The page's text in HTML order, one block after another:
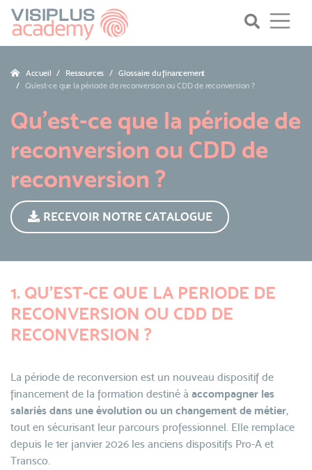
Accueil Ressources
Glossaire du financement
Qu'est-ce que la période de reconversion ou CDD de reconversion ?
Qu'est-ce que la période de
reconversion ou CDD de
reconversion ?
RECEVOIR NOTRE CATALOGUE
1. QU’EST-CE QUE LA PERIODE DE
RECONVERSION OU CDD DE
RECONVERSION ?
La période de reconversion est un nouveau dispositif de
financement de la formation destiné à accompagner les
salariés dans une évolution ou un changement de métier,
tout en sécurisant leur parcours professionnel. Elle remplace
depuis le 1er janvier 2026 les anciens dispositifs Pro-A et
Transco.